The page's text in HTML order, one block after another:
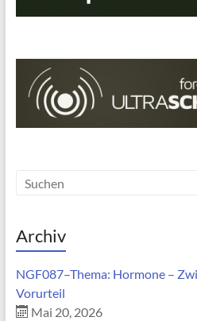
Archiv
NGF087–Thema: Hormone –
Vorurteil
Mai 20, 2026